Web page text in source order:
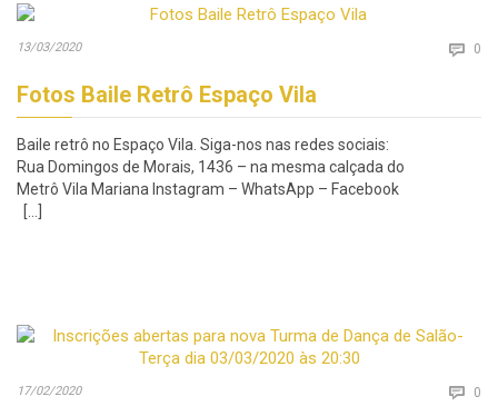
13/03/2020  0
Fotos Baile Retrô Espaço Vila
Baile retrô no Espaço Vila. Siga-nos nas redes sociais:
Rua Domingos de Morais, 1436 – na mesma calçada do
Metrô Vila Mariana Instagram – WhatsApp – Facebook
[…]
17/02/2020  0